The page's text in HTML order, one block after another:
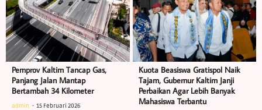
Pemprov Kaltim Tancap Gas,
Panjang Jalan Mantap
Bertambah 34 Kilometer
admin 15 Februari 2026
Kuota Beasiswa Gratispol Naik
Tajam, Gubernur Kaltim Janji
Perbaikan Agar Lebih Banyak
Mahasiswa Terbantu